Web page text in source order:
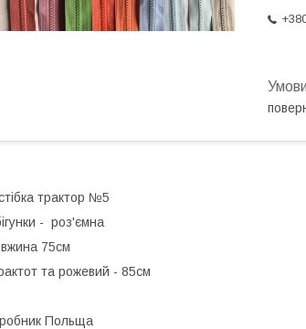
трактор №5
- роз'ємна
75см
та рожевий - 85см
Польща